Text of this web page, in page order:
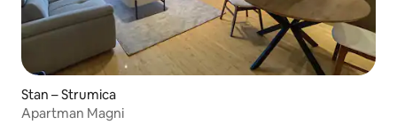
Stan – Strumica
Apartman Magni